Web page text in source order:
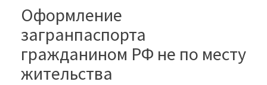
Оформление
загранпаспорта
гражданином РФ не по месту
жительства